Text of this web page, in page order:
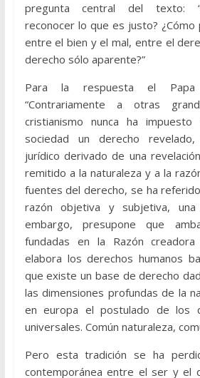
pregunta central del texto:
reconocer lo que es justo?
entre el bien y el mal, entre el
derecho sólo aparente?”
Para la respuesta el Papa
“Contrariamente a otras
cristianismo nunca ha
sociedad un derecho
jurídico derivado de una
remitido a la naturaleza y a la
fuentes del derecho, se ha
razón objetiva y subjetiva,
embargo, presupone que
fundadas en la Razón
elabora los derechos humanos
que existe un base de derecho
las dimensiones profundas de la
en europa el postulado de los
universales. Común naturaleza,
Pero esta tradición se ha
contemporánea entre el ser y el